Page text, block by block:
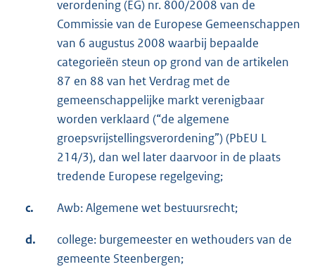
verordening (EG) nr. 800/2008 van de
Commissie van de Europese Gemeenschappen
van 6 augustus 2008 waarbij bepaalde
categorieën steun op grond van de artikelen
87 en 88 van het Verdrag met de
gemeenschappelijke markt verenigbaar
worden verklaard (“de algemene
groepsvrijstellingsverordening”) (PbEU L
214/3), dan wel later daarvoor in de plaats
tredende Europese regelgeving;
c. Awb: Algemene wet bestuursrecht;
d.
college: burgemeester en wethouders van de
gemeente Steenbergen;